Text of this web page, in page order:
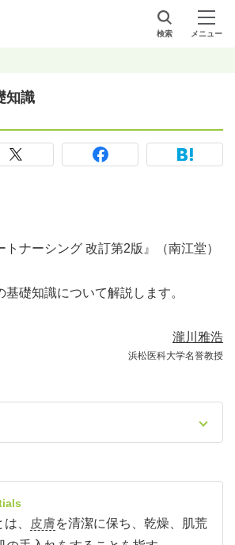
検索 メニュー
知識
トナーシング 改訂第2版』（南江堂）
基礎知識について解説します。
瀧川雅浩
浜松医科大学名誉教授
、 皮膚を清潔に保ち、乾燥、肌荒